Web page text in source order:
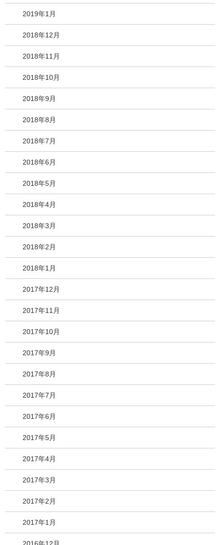
2019年1月
2018年12月
2018年11月
2018年10月
2018年9月
2018年8月
2018年7月
2018年6月
2018年5月
2018年4月
2018年3月
2018年2月
2018年1月
2017年12月
2017年11月
2017年10月
2017年9月
2017年8月
2017年7月
2017年6月
2017年5月
2017年4月
2017年3月
2017年2月
2017年1月